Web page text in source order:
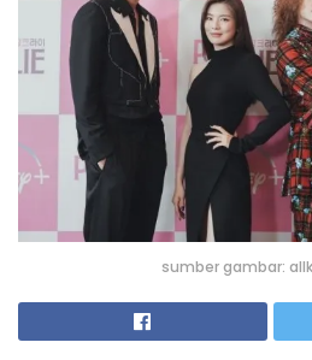
sumber gambar: